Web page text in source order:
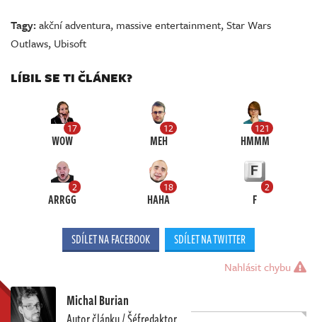
Tagy:akční adventura, massive entertainment,Star Wars
Outlaws, Ubisoft
LÍBIL SE TI ČLÁNEK?
17
WOW
12
MEH
121
HMMM
2
ARRGG
18
HAHA
2
F
SDÍLET NA FACEBOOK SDÍLET NA TWITTER
Nahlásit chybu
Michal Burian
Autor článku / Šéfredaktor